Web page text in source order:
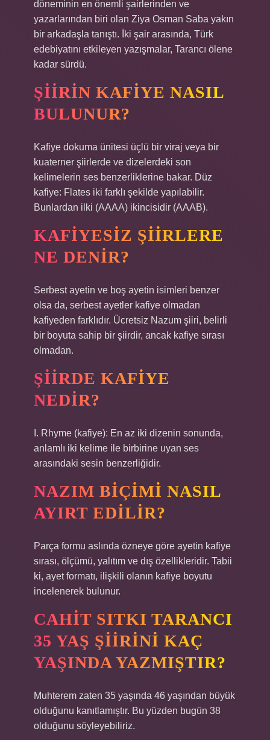
döneminin en önemli şairlerinden ve
yazarlarından biri olan Ziya Osman Saba yakın
bir arkadaşla tanıştı. İki şair arasında, Türk
edebiyatını etkileyen yazışmalar, Tarancı ölene
kadar sürdü.
ŞIIRIN KAFIYE NASIL
BULUNUR?
Kafiye dokuma ünitesi üçlü bir viraj veya bir
kuaterner şiirlerde ve dizelerdeki son
kelimelerin ses benzerliklerine bakar. Düz
kafiye: Flates iki farklı şekilde yapılabilir.
Bunlardan ilki (AAAA) ikincisidir (AAAB).
KAFIYESIZ ŞIIRLERE
NE DENIR?
Serbest ayetin ve boş ayetin isimleri benzer
olsa da, serbest ayetler kafiye olmadan
kafiyeden farklıdır. Ücretsiz Nazum şiiri, belirli
bir boyuta sahip bir şiirdir, ancak kafiye sırası
olmadan.
ŞIIRDE KAFIYE
NEDIR?
I. Rhyme (kafiye): En az iki dizenin sonunda,
anlamlı iki kelime ile birbirine uyan ses
arasındaki sesin benzerliğidir.
NAZIM BIÇIMI NASIL
AYIRT EDILIR?
Parça formu aslında özneye göre ayetin kafiye
sırası, ölçümü, yalıtım ve dış özellikleridir. Tabii
ki, ayet formatı, ilişkili olanın kafiye boyutu
incelenerek bulunur.
CAHIT SITKI TARANCI
35 YAŞ ŞIIRINI KAÇ
YAŞINDA YAZMIŞTIR?
Muhterem zaten 35 yaşında 46 yaşından büyük
olduğunu kanıtlamıştır. Bu yüzden bugün 38
olduğunu söyleyebiliriz.